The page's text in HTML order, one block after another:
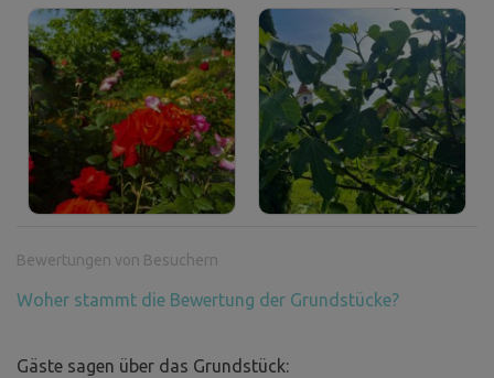
Bewertungen von Besuchern
Woher stammt die Bewertung der Grundstücke?
Gäste sagen über das Grundstück: